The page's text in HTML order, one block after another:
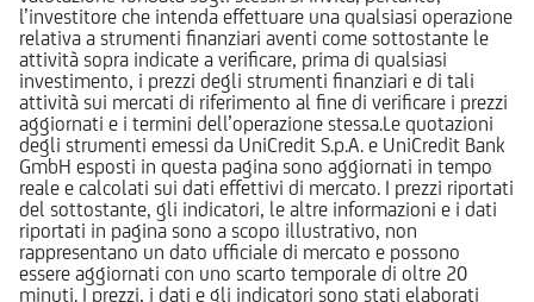
l’investitore che intenda effettuare una qualsiasi operazione
relativa a strumenti finanziari aventi come sottostante le
attività sopra indicate a verificare, prima di qualsiasi
investimento, i prezzi degli strumenti finanziari e di tali
attività sui mercati di riferimento al fine di verificare i prezzi
aggiornati e i termini dell’operazione stessa.Le quotazioni
degli strumenti emessi da UniCredit S.p.A. e UniCredit Bank
GmbH esposti in questa pagina sono aggiornati in tempo
reale e calcolati sui dati effettivi di mercato. I prezzi riportati
del sottostante, gli indicatori, le altre informazioni e i dati
riportati in pagina sono a scopo illustrativo, non
rappresentano un dato ufficiale di mercato e possono
essere aggiornati con uno scarto temporale di oltre 20
minuti. I prezzi, i dati e gli indicatori sono stati elaborati